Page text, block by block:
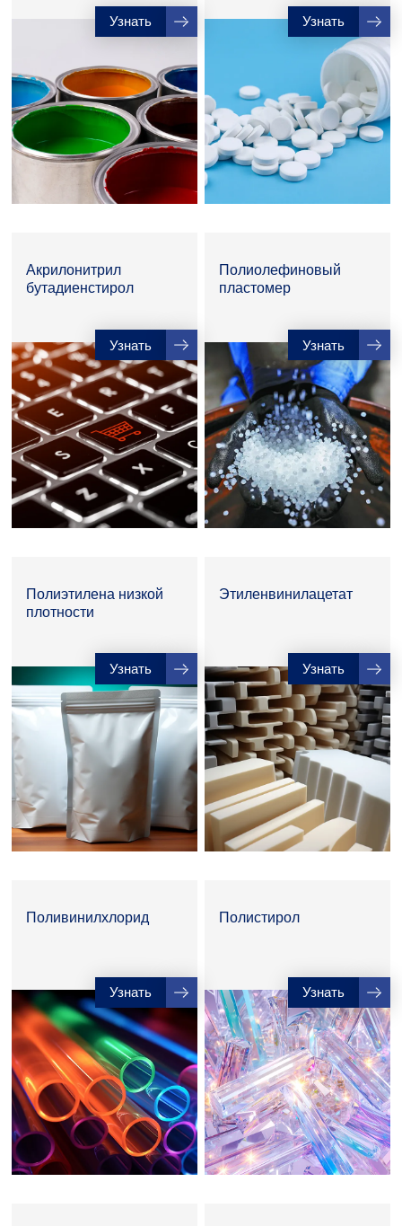
Узнать Узнать
Акрилонитрил
бутадиенстирол
Узнать
Полиолефиновый
пластомер
Узнать
Полиэтилена низкой
плотности
Узнать
Этиленвинилацетат
Узнать
Поливинилхлорид
Узнать
Полистирол
Узнать